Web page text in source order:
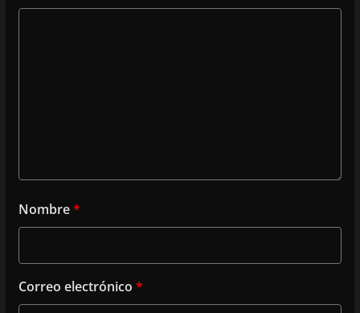
Nombre*
Correo electrónico *